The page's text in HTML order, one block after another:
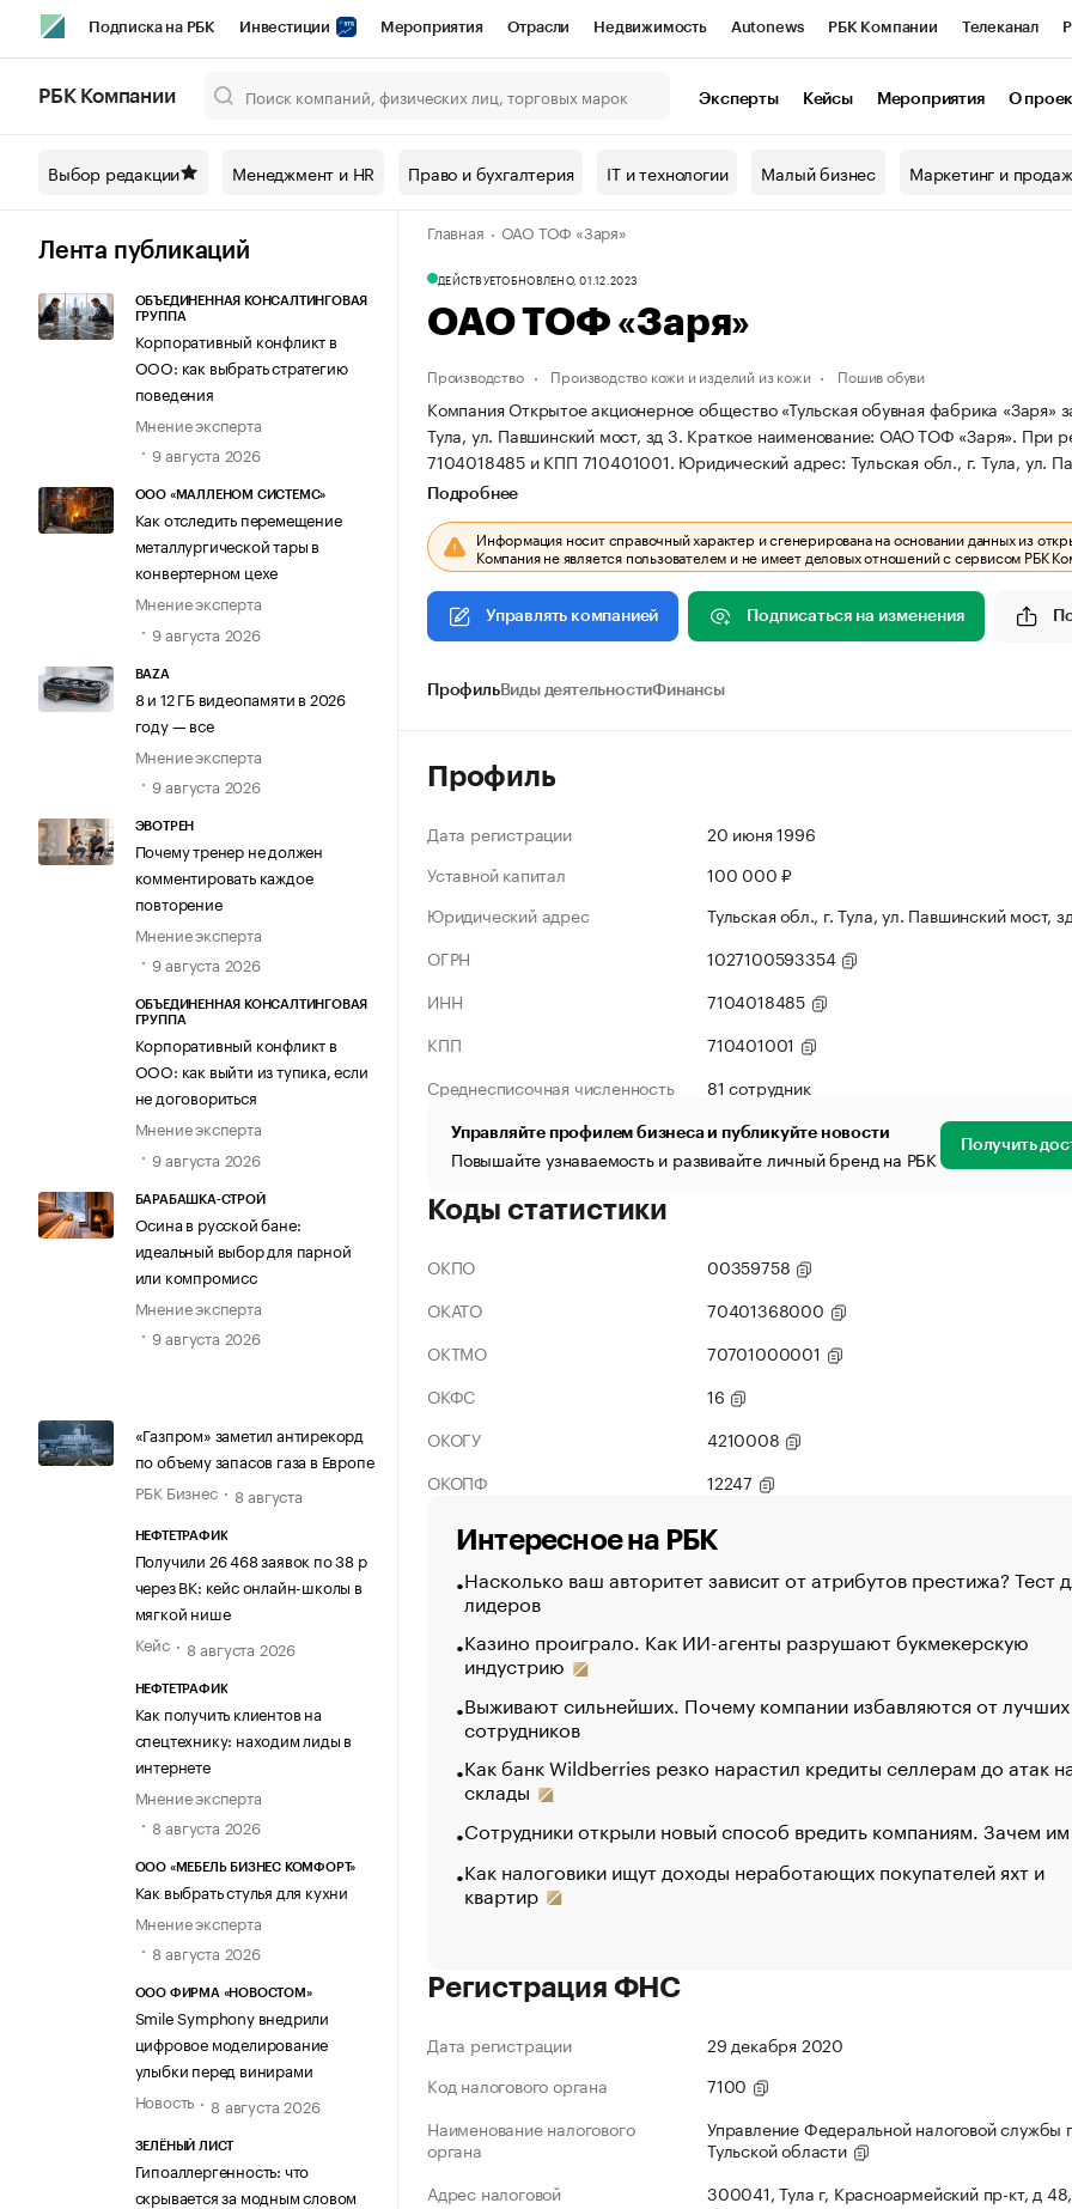
Подписка на РБК Инвестиции Мероприятия Отрасли Недвижимость Autonews РБК Компании Телеканал
Спецпроекты СПб Конференции СПб Спецпроекты Проверка контрагентов
Технологии и медиа Рынок наличной валюты
РБК Компании Эксперты Кейсы Мероприятия О
Выбор редакции Менеджмент и HR Право и бухгалтерия IT и технологии Малый бизнес Маркетинг и
Лента публикаций
ОБЪЕДИНЕННАЯ КОНСАЛТИНГОВАЯ
ГРУППА
Корпоративный конфликт в
ООО: как выбрать стратегию
поведения
Мнение эксперта
9 августа 2026
ООО «МАЛЛЕНОМ СИСТЕМС»
Как отследить перемещение
металлургической тары в
конвертерном цехе
Мнение эксперта
9 августа 2026
BAZA
8 и 12 ГБ видеопамяти в 2026
году — все
Мнение эксперта
9 августа 2026
ЭВОТРЕН
Почему тренер не должен
комментировать каждое
повторение
Мнение эксперта
9 августа 2026
ОБЪЕДИНЕННАЯ КОНСАЛТИНГОВАЯ
ГРУППА
Корпоративный конфликт в
ООО: как выйти из тупика, если
не договориться
Мнение эксперта
9 августа 2026
БАРАБАШКА-СТРОЙ
Осина в русской бане:
идеальный выбор для парной
или компромисс
Мнение эксперта
9 августа 2026
«Газпром» заметил антирекорд
по объему запасов газа в Европе
РБК Бизнес
8 августа
НЕФТЕТРАФИК
Получили 26 468 заявок по 38 р
через ВК: кейс онлайн-школы в
мягкой нише
Кейс
8 августа 2026
НЕФТЕТРАФИК
Как получить клиентов на
спецтехнику: находим лиды в
интернете
Мнение эксперта
8 августа 2026
ООО «МЕБЕЛЬ БИЗНЕС КОМФОРТ»
Как выбрать стулья для кухни
Мнение эксперта
8 августа 2026
ООО ФИРМА «НОВОСТОМ»
Smile Symphony внедрили
цифровое моделирование
улыбки перед винирами
Новость
8 августа 2026
ЗЕЛЁНЫЙ ЛИСТ
Гипоаллергенность: что
скрывается за модным словом
Главная ОАО ТОФ «Заря»
ДЕЙСТВУЕТОБНОВЛЕНО, 01.12.2023
ОАО ТОФ «Заря»
Производство Производство кожи и изделий из кожи Пошив обуви
Компания Открытое акционерное общество «Тульская обувная фабрика «Заря»
Тула, ул. Павшинский мост, зд 3. Краткое наименование: ОАО ТОФ «Заря». При
7104018485 и КПП 710401001. Юридический адрес: Тульская обл., г. Тула, ул.
Подробнее
Информация носит справочный характер и сгенерирована на основании данных из
Компания не является пользователем и не имеет деловых отношений с сервисом РБК
Управлять компанией Подписаться на изменения
ПрофильВиды деятельностиФинансы
Профиль
Дата регистрации
20 июня 1996
Уставной капитал
100 000 ₽
Юридический адрес
Тульская обл., г. Тула, ул. Павшинский мост,
ОГРН
1027100593354
ИНН
7104018485
КПП
710401001
Среднесписочная численность
81 сотрудник
Управляйте профилем бизнеса и публикуйте новости
Повышайте узнаваемость и развивайте личный бренд на РБК Получить
Коды статистики
ОКПО
00359758
ОКАТО
70401368000
ОКТМО
70701000001
ОКФС
16
ОКОГУ
4210008
ОКОПФ
12247
Интересное на РБК
Насколько ваш авторитет зависит от атрибутов престижа? Тест
лидеров
Казино проиграло. Как ИИ-агенты разрушают букмекерскую
индустрию
Выживают сильнейших. Почему компании избавляются от лучших
сотрудников
Как банк Wildberries резко нарастил кредиты селлерам до атак
склады
Сотрудники открыли новый способ вредить компаниям. Зачем
Как налоговики ищут доходы неработающих покупателей яхт и
квартир
Регистрация ФНС
Дата регистрации
29 декабря 2020
Код налогового органа
7100
Наименование налогового
органа
Управление Федеральной налоговой службы
Тульской области
Адрес налоговой
300041, Тула г, Красноармейский пр-кт, д